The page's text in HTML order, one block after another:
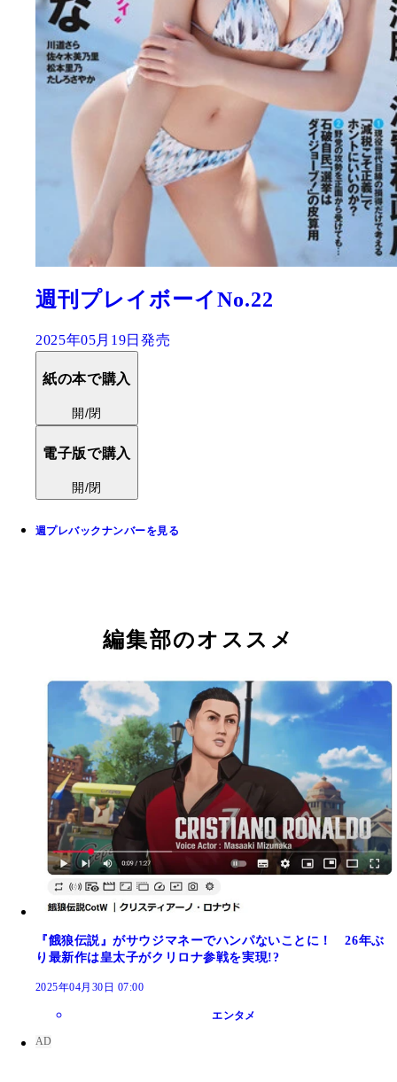
週刊プレイボーイNo.22
2025年05月19日発売
紙の本で購入
開/閉
電子版で購入
開/閉
週プレバックナンバーを見る
編集部のオススメ
『餓狼伝説』がサウジマネーでハンパないことに！ 26年ぶ
り最新作は皇太子がクリロナ参戦を実現!?
2025年04月30日 07:00
エンタメ